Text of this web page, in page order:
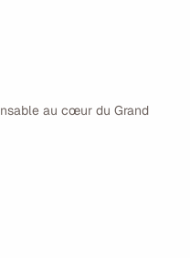
au cœur du Grand